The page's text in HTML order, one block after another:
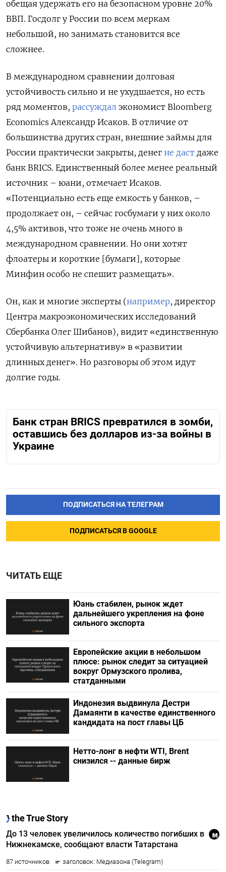
обещая удержать его на безопасном уровне 20%
ВВП. Госдолг у России по всем меркам
небольшой, но занимать становится все
сложнее.
В международном сравнении долговая
устойчивость сильно и не ухудшается, но есть
ряд моментов, рассуждал экономист Bloomberg
Economics Александр Исаков. В отличие от
большинства других стран, внешние займы для
России практически закрыты, денег не даст даже
банк BRICS. Единственный более менее реальный
источник – юани, отмечает Исаков.
«Потенциально есть еще емкость у банков, –
продолжает он, – сейчас госбумаги у них около
4,5% активов, что тоже не очень много в
международном сравнении. Но они хотят
флоатеры и короткие [бумаги], которые
Минфин особо не спешит размещать».
Он, как и многие эксперты (например, директор
Центра макроэкономических исследований
Сбербанка Олег Шибанов), видит «единственную
устойчивую альтернативу» в «развитии
длинных денег». Но разговоры об этом идут
долгие годы.
Банк стран BRICS превратился в зомби,
оставшись без долларов из-за войны в
Украине
ПОДПИСАТЬСЯ НА ТЕЛЕГРАМ
ПОДПИСАТЬСЯ В GOOGLE
ЧИТАТЬ ЕЩЕ
Юань стабилен, рынок ждет
дальнейшего укрепления на фоне
сильного экспорта
Европейские акции в небольшом
плюсе: рынок следит за ситуацией
вокруг Ормузского пролива,
статданными
Индонезия выдвинула Дестри
⁠Дамаянти в качестве единственного
кандидата на пост главы ЦБ
Нетто-лонг в нефти WTI, Brent
снизился -- данные бирж